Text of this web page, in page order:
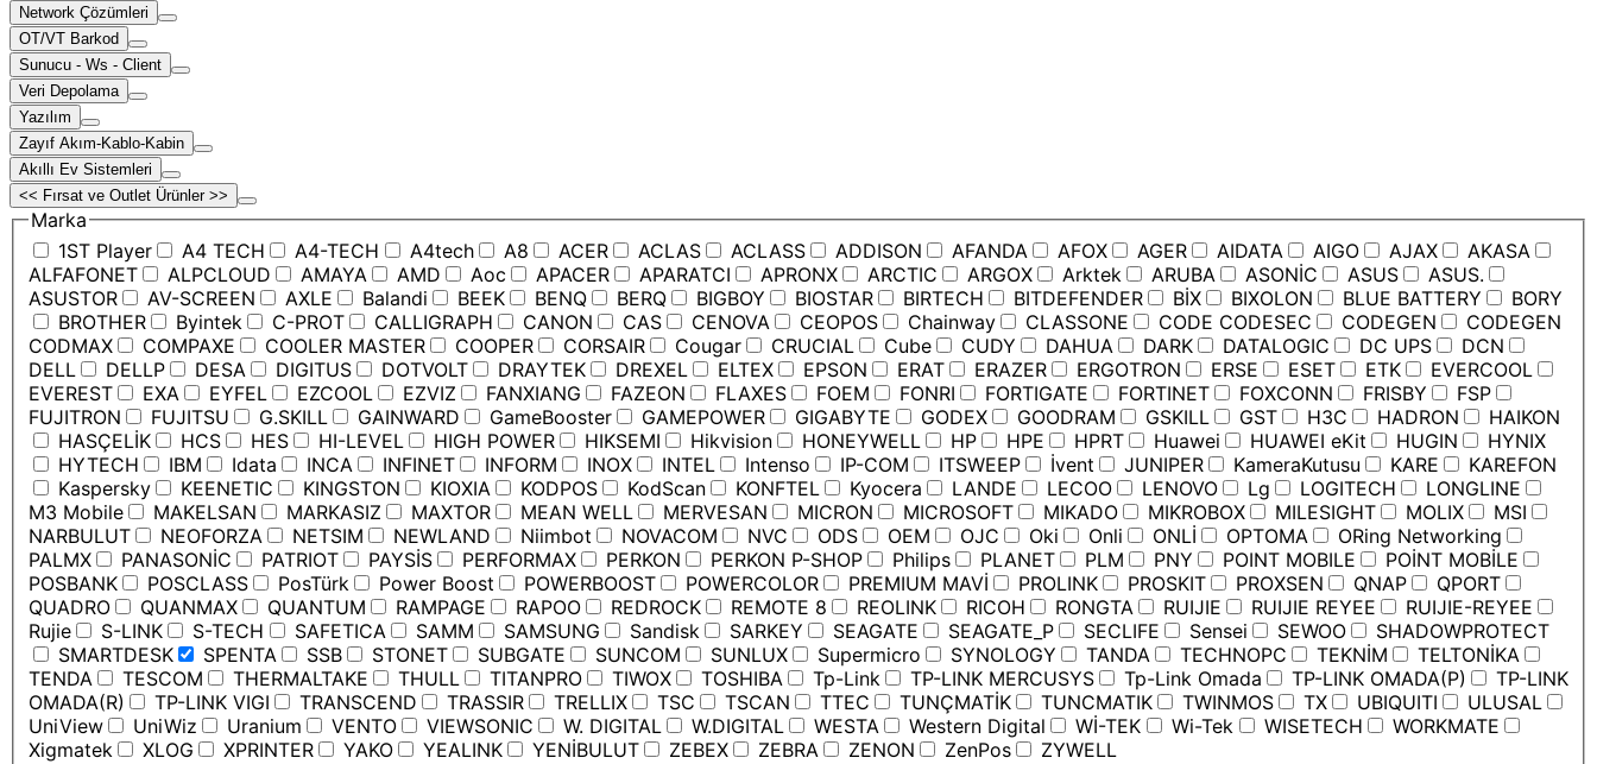
Network Çözümleri
OT/VT Barkod
Sunucu - Ws - Client
Veri Depolama
Yazılım
Zayıf Akım-Kablo-Kabin
Akıllı Ev Sistemleri
<< Fırsat ve Outlet Ürünler >>
Marka
1ST Player
A4 TECH A4-TECH A4tech A8 ACER ACLAS ACLASS ADDISON AFANDA AFOX AGER AIDATA AIGO AJAX
AKASA
ALFAFONET
ALPCLOUD AMAYA AMD Aoc APACER APARATCI APRONX ARCTIC ARGOX Arktek ARUBA ASONİC ASUS
ASUS.
ASUSTOR
AV-SCREEN AXLE Balandi BEEK BENQ BERQ BIGBOY BIOSTAR BIRTECH BITDEFENDER BİX BIXOLON BLUE BATTERY
BORY
BROTHER
Byintek C-PROT CALLIGRAPH CANON CAS CENOVA CEOPOS Chainway CLASSONE CODE CODESEC CODEGEN
CODEGEN
CODMAX
COMPAXE COOLER MASTER COOPER CORSAIR Cougar CRUCIAL Cube CUDY DAHUA DARK DATALOGIC DC UPS
DCN
DELL
DELLP DESA DIGITUS DOTVOLT DRAYTEK DREXEL ELTEX EPSON ERAT ERAZER ERGOTRON ERSE ESET ETK
EVERCOOL
EVEREST
EXA EYFEL EZCOOL EZVIZ FANXIANG FAZEON FLAXES FOEM FONRI FORTIGATE FORTINET FOXCONN FRISBY
FSP
FUJITRON
FUJITSU G.SKILL GAINWARD GameBooster GAMEPOWER GIGABYTE GODEX GOODRAM GSKILL GST H3C HADRON
HAIKON
HASÇELİK
HCS HES HI-LEVEL HIGH POWER HIKSEMI Hikvision HONEYWELL HP HPE HPRT Huawei HUAWEI eKit HUGIN
HYNIX
HYTECH
IBM Idata INCA INFINET INFORM INOX INTEL Intenso IP-COM ITSWEEP İvent JUNIPER KameraKutusu KARE
KAREFON
Kaspersky
KEENETIC KINGSTON KIOXIA KODPOS KodScan KONFTEL Kyocera LANDE LECOO LENOVO Lg LOGITECH
LONGLINE
M3 Mobile
MAKELSAN MARKASIZ MAXTOR MEAN WELL MERVESAN MICRON MICROSOFT MIKADO MIKROBOX MILESIGHT MOLIX
MSI
NARBULUT
NEOFORZA NETSIM NEWLAND Niimbot NOVACOM NVC ODS OEM OJC Oki Onli ONLİ OPTOMA
ORing Networking
PALMX
PANASONİC PATRIOT PAYSİS PERFORMAX PERKON PERKON P-SHOP Philips PLANET PLM PNY POINT MOBILE
POİNT MOBİLE
POSBANK
POSCLASS PosTürk Power Boost POWERBOOST POWERCOLOR PREMIUM MAVİ PROLINK PROSKIT PROXSEN QNAP
QPORT
QUADRO
QUANMAX QUANTUM RAMPAGE RAPOO REDROCK REMOTE 8 REOLINK RICOH RONGTA RUIJIE RUIJIE REYEE
RUIJIE-REYEE
Rujie
S-LINK S-TECH SAFETICA SAMM SAMSUNG Sandisk SARKEY SEAGATE SEAGATE_P SECLIFE Sensei SEWOO
SHADOWPROTECT
SMARTDESK
SPENTA SSB STONET SUBGATE SUNCOM SUNLUX Supermicro SYNOLOGY TANDA TECHNOPC TEKNİM
TELTONİKA
TENDA
TESCOM THERMALTAKE THULL TITANPRO TIWOX TOSHIBA Tp-Link TP-LINK MERCUSYS Tp-Link Omada TP-LINK OMADA(P)
TP-LINK
OMADA(R)
TP-LINK VIGI TRANSCEND TRASSIR TRELLIX TSC TSCAN TTEC TUNÇMATİK TUNCMATIK TWINMOS TX UBIQUITI
ULUSAL
UniView
UniWiz Uranium VENTO VIEWSONIC W. DIGITAL W.DIGITAL WESTA Western Digital Wİ-TEK Wi-Tek WISETECH
WORKMATE
Xigmatek
XLOG XPRINTER YAKO YEALINK YENİBULUT ZEBEX ZEBRA ZENON ZenPos ZYWELL